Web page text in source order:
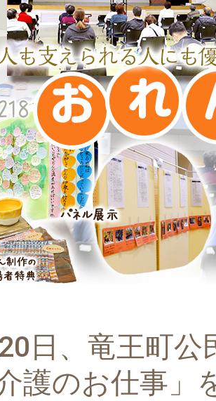
日、竜王町
護のお仕事」